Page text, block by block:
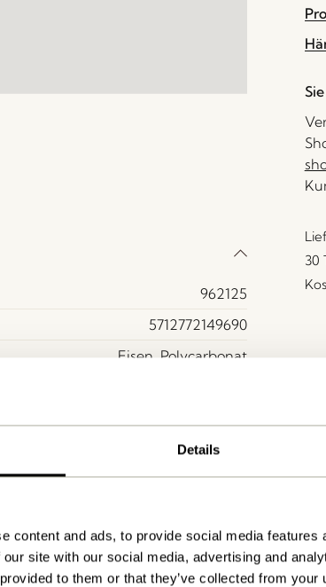
Details
content and ads, to provide social media
site with our social media, advertising and
to them or that they’ve collected from
962125
5712772149690
Eisen, Polycarbonat
Ja
Anleitung ansehen
1,0
30